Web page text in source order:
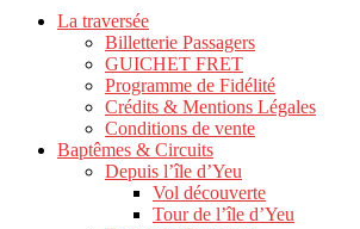
La traversée
Billetterie Passagers
GUICHET FRET
Programme de Fidélité
Crédits & Mentions Légales
Conditions de vente
Baptêmes & Circuits
Depuis l’île d’Yeu
Vol découverte
Tour de l’île d’Yeu